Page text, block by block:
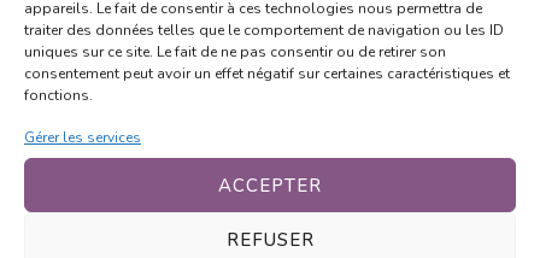
appareils. Le fait de consentir à ces technologies nous permettra de
traiter des données telles que le comportement de navigation ou les ID
uniques sur ce site. Le fait de ne pas consentir ou de retirer son
consentement peut avoir un effet négatif sur certaines caractéristiques et
fonctions.
Gérer les services
ACCEPTER
REFUSER
Stage de
dessin Manga
– Été 2021
Stage de
dessin manga
– Vacances de